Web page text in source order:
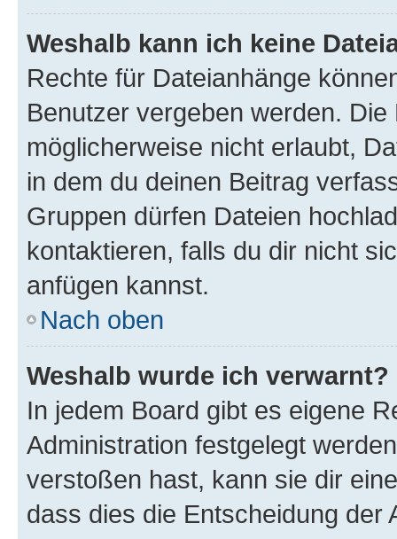
Weshalb kann ich keine
Rechte für Dateianhänge
Benutzer vergeben werden.
möglicherweise nicht erlaubt,
in dem du deinen Beitrag
Gruppen dürfen Dateien
kontaktieren, falls du dir nicht
anfügen kannst.
Nach oben
Weshalb wurde ich verwarnt?
In jedem Board gibt es eigene
Administration festgelegt
verstoßen hast, kann sie dir
dass dies die Entscheidung der